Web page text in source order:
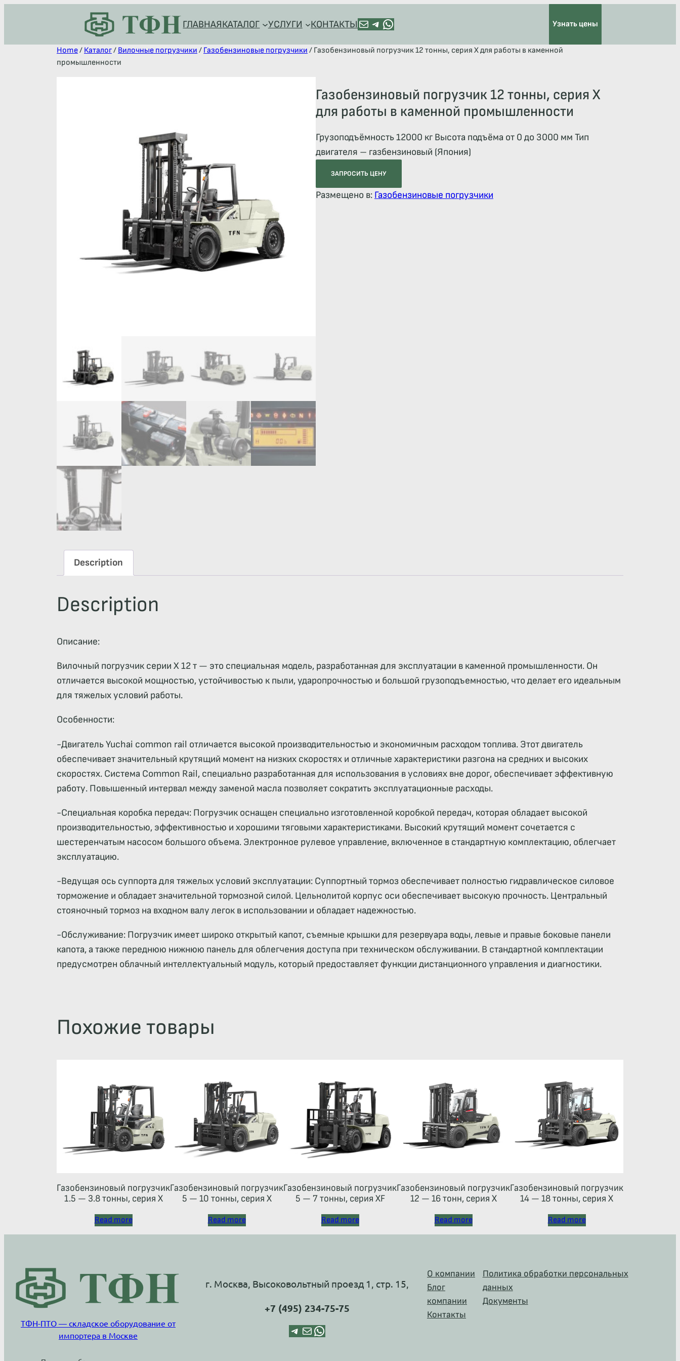
ГЛАВНАЯКАТАЛОГ УСЛУГИ КОНТАКТЫПОЧТА TELEGRAM HTTPS://WA.ME/+79128918544 Узнать цены
Home/ Каталог/ Вилочные погрузчики / Газобензиновые погрузчики / Газобензиновый погрузчик 12 тонны, серия X для работы в каменной
промышленности
Газобензиновый погрузчик 12 тонны, серия X
для работы в каменной промышленности
Грузоподъёмность 12000 кг Высота подъёма от 0 до 3000 мм Тип
двигателя – газбензиновый (Япония)
ЗАПРОСИТЬ ЦЕНУ
Размещено в: Газобензиновые погрузчики
Description
Description
Описание:
Вилочный погрузчик серии X 12 т — это специальная модель, разработанная для эксплуатации в каменной промышленности. Он
отличается высокой мощностью, устойчивостью к пыли, ударопрочностью и большой грузоподъемностью, что делает его идеальным
для тяжелых условий работы.
Особенности:
-Двигатель Yuchai common rail отличается высокой производительностью и экономичным расходом топлива. Этот двигатель
обеспечивает значительный крутящий момент на низких скоростях и отличные характеристики разгона на средних и высоких
скоростях. Система Common Rail, специально разработанная для использования в условиях вне дорог, обеспечивает эффективную
работу. Повышенный интервал между заменой масла позволяет сократить эксплуатационные расходы.
-Специальная коробка передач: Погрузчик оснащен специально изготовленной коробкой передач, которая обладает высокой
производительностью, эффективностью и хорошими тяговыми характеристиками. Высокий крутящий момент сочетается с
шестеренчатым насосом большого объема. Электронное рулевое управление, включенное в стандартную комплектацию, облегчает
эксплуатацию.
-Ведущая ось суппорта для тяжелых условий эксплуатации: Суппортный тормоз обеспечивает полностью гидравлическое силовое
торможение и обладает значительной тормозной силой. Цельнолитой корпус оси обеспечивает высокую прочность. Центральный
стояночный тормоз на входном валу легок в использовании и обладает надежностью.
-Обслуживание: Погрузчик имеет широко открытый капот, съемные крышки для резервуара воды, левые и правые боковые панели
капота, а также переднюю нижнюю панель для облегчения доступа при техническом обслуживании. В стандартной комплектации
предусмотрен облачный интеллектуальный модуль, который предоставляет функции дистанционного управления и диагностики.
Похожие товары
Газобензиновый погрузчик
1.5 — 3.8 тонны, серия X
Read more
Газобензиновый погрузчик
5 — 10 тонны, серия X
Read more
Газобензиновый погрузчик
5 — 7 тонны, серия XF
Read more
Газобензиновый погрузчик
12 — 16 тонн, серия X
Read more
Газобензиновый погрузчик
14 — 18 тонны, серия X
Read more
ТФН-ПТО — складское оборудование от
импортера в Москве
г. Москва, Высоковольтный проезд 1, стр. 15,
+7 (495) 234-75-75
Telegram Почта WhatsApp
О компании
Блог
компании
Контакты
Политика обработки персональных
данных
Документы